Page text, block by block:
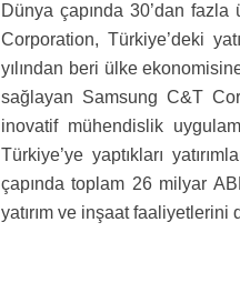
Dünya çapında 30’dan
Corporation, Türkiye’deki
yılından beri ülke
sağlayan Samsung C&T
inovatif mühendislik
Türkiye’ye yaptıkları
çapında toplam 26 milyar
yatırım ve inşaat faaliyetlerini